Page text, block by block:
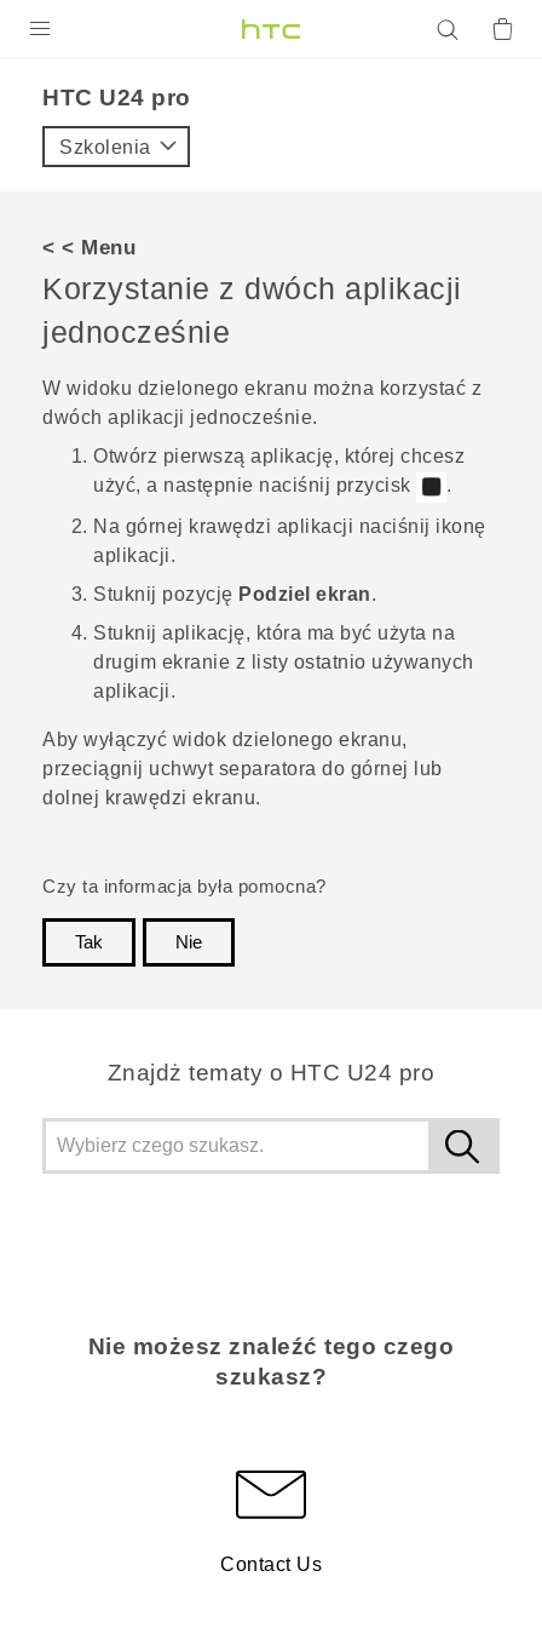
VIVE
VIVERSE
POMOC TECHNICZNA
Urządzenia i akcesoria HTC
HTC U24 pro‎
Szkolenia
< < Menu
Korzystanie z dwóch aplikacji
jednocześnie
W widoku dzielonego ekranu można korzystać z
dwóch aplikacji jednocześnie.
Otwórz pierwszą aplikację, której chcesz
użyć, a następnie naciśnij przycisk
.
Na górnej krawędzi aplikacji naciśnij ikonę
aplikacji.
Stuknij pozycję Podziel ekran.
Stuknij aplikację, która ma być użyta na
drugim ekranie z listy ostatnio używanych
aplikacji.
Aby wyłączyć widok dzielonego ekranu,
przeciągnij uchwyt separatora do górnej lub
dolnej krawędzi ekranu.
Czy ta informacja była pomocna?
Tak
Nie
Znajdż tematy o HTC U24 pro
Nie możesz znaleźć tego czego
szukasz?
Contact Us